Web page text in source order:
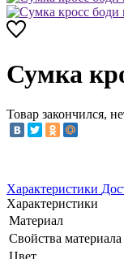
Сумка
Товар закончился,
Характеристики
Характеристики
Материал
Свойства материала